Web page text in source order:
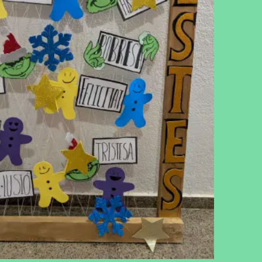
Twitter
LinkedIn
WhatsApp
Reddit
Gmail
Email